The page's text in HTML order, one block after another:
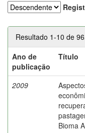
Resultado 1-10 de
Ano de
publicação
Título
2009
Bioma